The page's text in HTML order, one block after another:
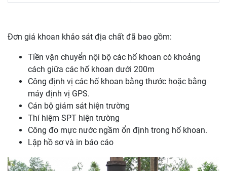
Đơn giá khoan khảo sát địa chất đã bao gồm:
Tiền vận chuyển nội bộ các hố khoan có khoảng
cách giữa các hố khoan dưới 200m
Công định vị các hố khoan bằng thước hoặc bằng
máy định vị GPS.
Cán bộ giám sát hiện trường
Thí hiệm SPT hiện trường
Công đo mực nước ngầm ổn định trong hố khoan.
Lập hồ sơ và in báo cáo